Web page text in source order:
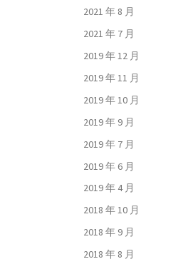
2021 年 8 月
2021 年 7 月
2019 年 12 月
2019 年 11 月
2019 年 10 月
2019 年 9 月
2019 年 7 月
2019 年 6 月
2019 年 4 月
2018 年 10 月
2018 年 9 月
2018 年 8 月